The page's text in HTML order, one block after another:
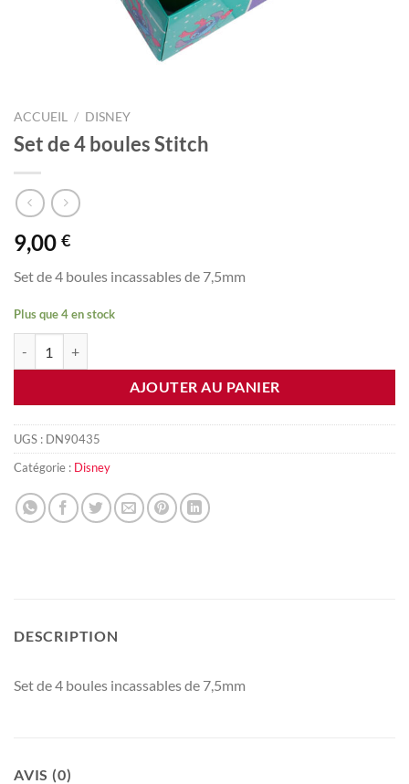
ACCUEIL / DISNEY
Set de 4 boules Stitch
9,00 €
Set de 4 boules incassables de 7,5mm
Plus que 4 en stock
AJOUTER AU PANIER
UGS : DN90435
Catégorie : Disney
DESCRIPTION
Set de 4 boules incassables de 7,5mm
AVIS (0)